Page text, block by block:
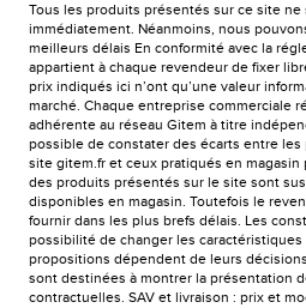
Tous les produits présentés sur ce site
immédiatement. Néanmoins, nous
meilleurs délais En conformité avec la
appartient à chaque revendeur de fixer
prix indiqués ici n’ont qu’une valeur
marché. Chaque entreprise commerciale
adhérente au réseau Gitem à titre
possible de constater des écarts entre
site gitem.fr et ceux pratiqués en magasin
des produits présentés sur le site sont
disponibles en magasin. Toutefois le
fournir dans les plus brefs délais. Les
possibilité de changer les caractéristiques
propositions dépendent de leurs
sont destinées à montrer la présentation
contractuelles. SAV et livraison : prix et